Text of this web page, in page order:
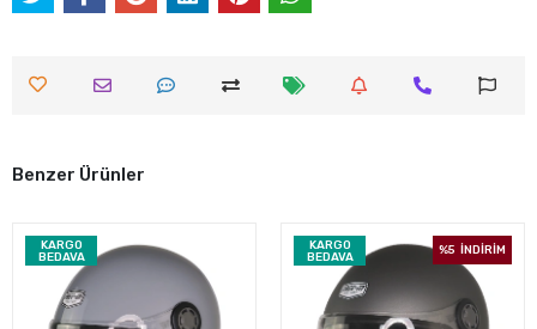
Benzer Ürünler
KARGO
BEDAVA
KARGO
BEDAVA
%5 İNDİRİM